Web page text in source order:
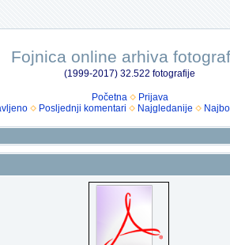
Fojnica online arhiva
(1999-2017) 32.522 fotografije
Početna
Prijava
Posljednji komentari Najgledanije